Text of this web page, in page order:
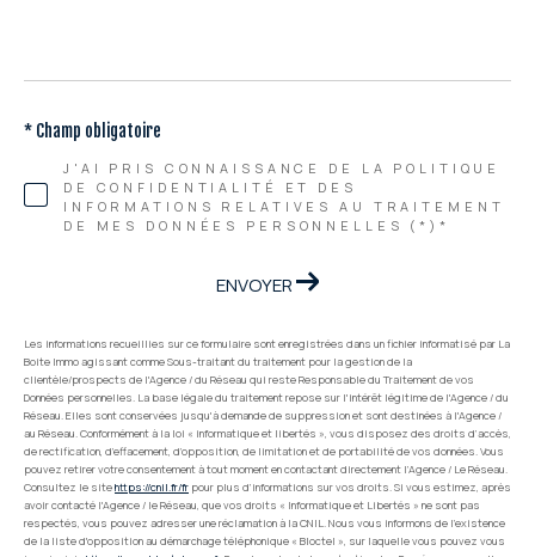
J'AI PRIS CONNAISSANCE DE LA POLITIQUE
DE CONFIDENTIALITÉ ET DES
INFORMATIONS RELATIVES AU TRAITEMENT
DE MES DONNÉES PERSONNELLES (*)*
* Champ obligatoire
ENVOYER
Les informations recueillies sur ce formulaire sont enregistrées dans un fichier informatisé par La
Boite Immo agissant comme Sous-traitant du traitement pour la gestion de la
clientèle/prospects de l'Agence / du Réseau qui reste Responsable du Traitement de vos
Données personnelles. La base légale du traitement repose sur l'intérêt légitime de l'Agence / du
Réseau. Elles sont conservées jusqu'à demande de suppression et sont destinées à l'Agence /
au Réseau. Conformément à la loi « informatique et libertés », vous disposez des droits d’accès,
de rectification, d’effacement, d’opposition, de limitation et de portabilité de vos données. Vous
pouvez retirer votre consentement à tout moment en contactant directement l’Agence / Le Réseau.
Consultez le sitehttps://cnil.fr/fr pour plus d’informations sur vos droits. Si vous estimez, après
avoir contacté l'Agence / le Réseau, que vos droits « Informatique et Libertés » ne sont pas
respectés, vous pouvez adresser une réclamation à la CNIL. Nous vous informons de l’existence
de la liste d'opposition au démarchage téléphonique « Bloctel », sur laquelle vous pouvez vous